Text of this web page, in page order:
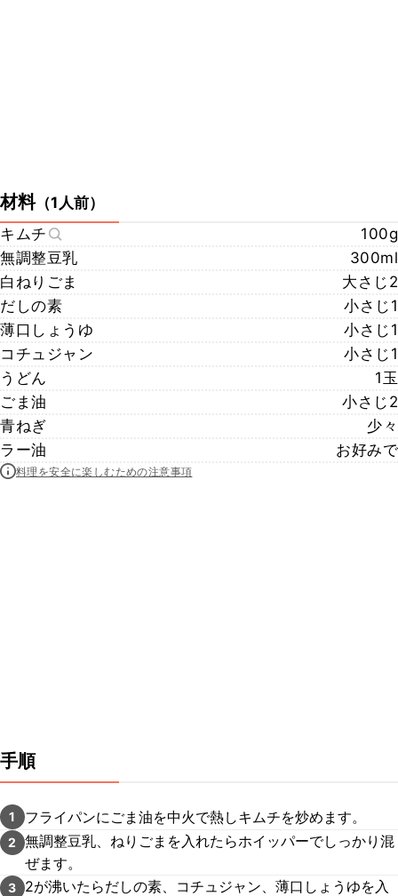
材料（1人前）
キムチ
100g
無調整豆乳
300ml
白ねりごま
大さじ2
だしの素
小さじ1
薄口しょうゆ
小さじ1
コチュジャン
小さじ1
うどん
1玉
ごま油
小さじ2
青ねぎ
少々
ラー油
お好みで
料理を安全に楽しむための注意事項
手順
1 フライパンにごま油を中火で熱しキムチを炒めます。
2
無調整豆乳、ねりごまを入れたらホイッパーでしっかり混
ぜます。
3
2が沸いたらだしの素、コチュジャン、薄口しょうゆを入